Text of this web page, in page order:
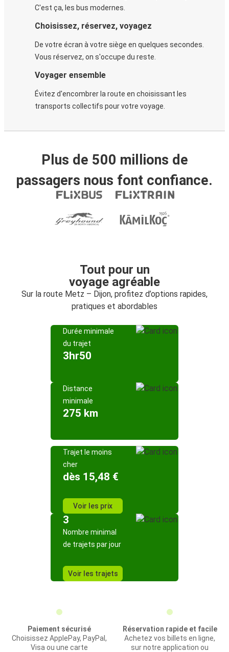
C'est ça, les bus modernes.
Choisissez, réservez, voyagez
De votre écran à votre siège en quelques secondes.
Vous réservez, on s'occupe du reste.
Voyager ensemble
Évitez d'encombrer la route en choisissant les
transports collectifs pour votre voyage.
Plus de 500 millions de
passagers nous font confiance.
Tout pour un
voyage agréable
Sur la route Metz – Dijon, profitez d’options rapides,
pratiques et abordables
Durée minimale
du trajet
3hr50
Distance
minimale
275 km
Trajet le moins
cher
dès 15,48 €
Voir les prix
3
Nombre minimal
de trajets par jour
Voir les trajets
Paiement sécurisé
Choisissez ApplePay, PayPal,
Visa ou une carte
Réservation rapide et facile
Achetez vos billets en ligne,
sur notre application ou